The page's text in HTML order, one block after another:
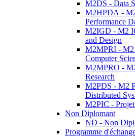
M2DS - Data
M2HPDA -
Performance
M2IGD - M2
and Design
M2MPRI - M2
Computer
M2MPRO -
Research
M2PDS - M2
Distributed
M2PIC -
Non Diplomant
ND - Non
Programme